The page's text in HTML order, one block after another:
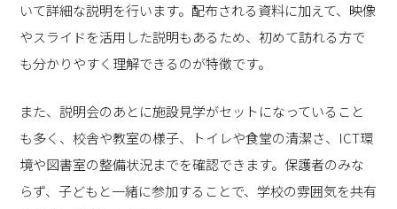
いて詳細な説明を行います。配布される資料に加えて、映像
やスライドを活用した説明もあるため、初めて訪れる方で
も分かりやすく理解できるのが特徴です。
また、説明会のあとに施設見学がセットになっていること
も多く、校舎や教室の様子、トイレや食堂の清潔さ、ICT環
境や図書室の整備状況までを確認できます。保護者のみな
らず、子どもと一緒に参加することで、学校の雰囲気を共有